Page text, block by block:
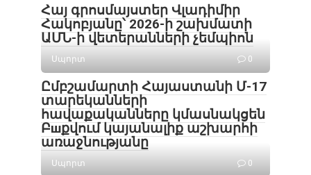
Հայ գրոսմայստեր Վլադիմիր
Հակոբյանը՝ 2026-ի շախմատի
ԱՄՆ-ի վետերանների չեմպիոն
Սպորտ 0
Ըմբշամարտի Հայաստանի Մ-17
տարեկանների
հավաքականները կմասնակցեն
Բшքվում կայանալիք աշխարհի
առաջնությանը
Սպորտ 0